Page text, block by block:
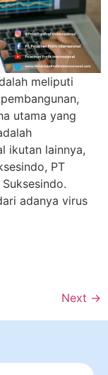
meliputi
utama yang
ikutan lainnya,
PT
adanya virus
Next →